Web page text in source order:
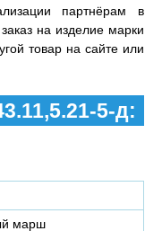
партнёрам в
на изделие марки
товар на сайте или
5-д:
марш